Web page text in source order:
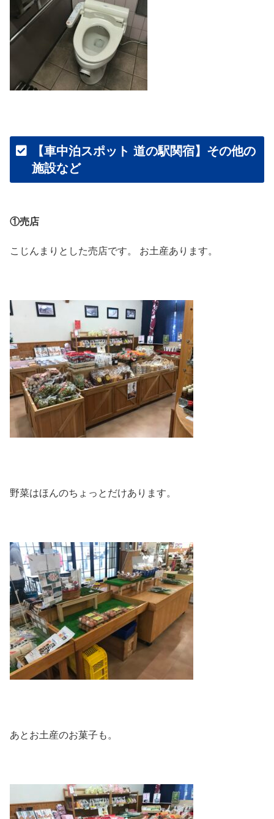
【車中泊スポット 道の駅関宿】その他の
施設など
①売店
こじんまりとした売店です。 お土産あります。
野菜はほんのちょっとだけあります。
あとお土産のお菓子も。